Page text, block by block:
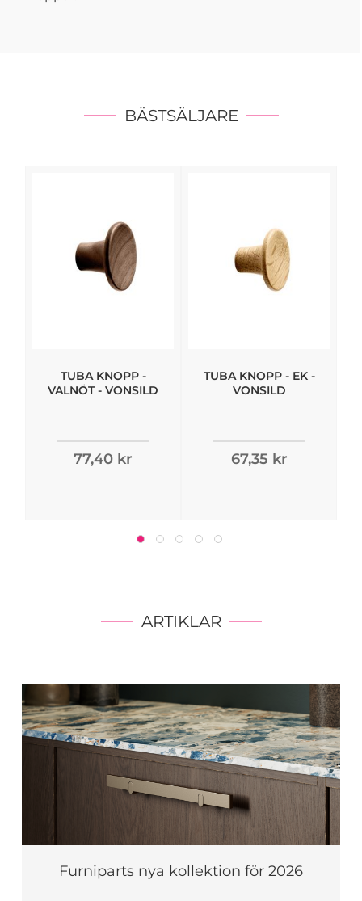
BÄSTSÄLJARE
TUBA KNOPP -
VALNÖT - VONSILD
77,40 kr
TUBA KNOPP - EK -
VONSILD
67,35 kr
ARTIKLAR
Furniparts nya kollektion för 2026